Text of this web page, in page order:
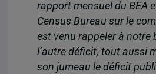
rapport mensuel du BEA
Census Bureau sur le
est venu rappeler à notre
l’autre déficit, tout aussi
son jumeau le déficit